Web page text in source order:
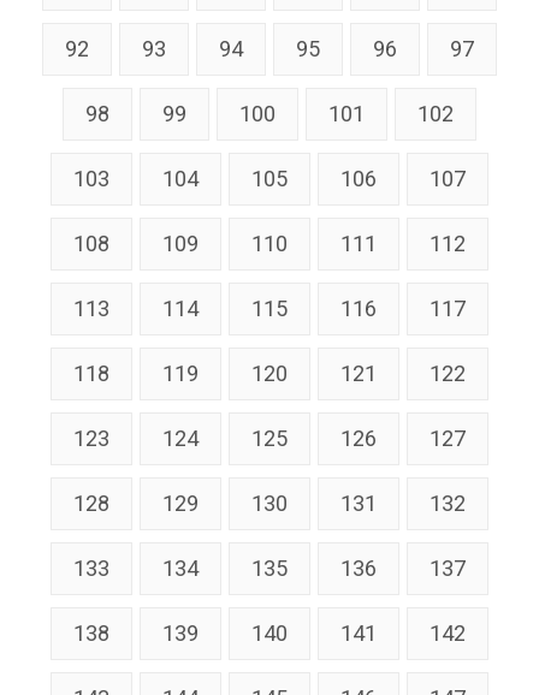
92 93 94 95 96 97
98 99 100 101 102
103 104 105 106 107
108 109 110 111 112
113 114 115 116 117
118 119 120 121 122
123 124 125 126 127
128 129 130 131 132
133 134 135 136 137
138 139 140 141 142